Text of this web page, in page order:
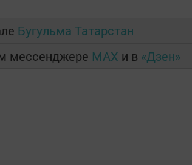
Бугульма Татарстан
мессенджере MAX и в «Дзен»